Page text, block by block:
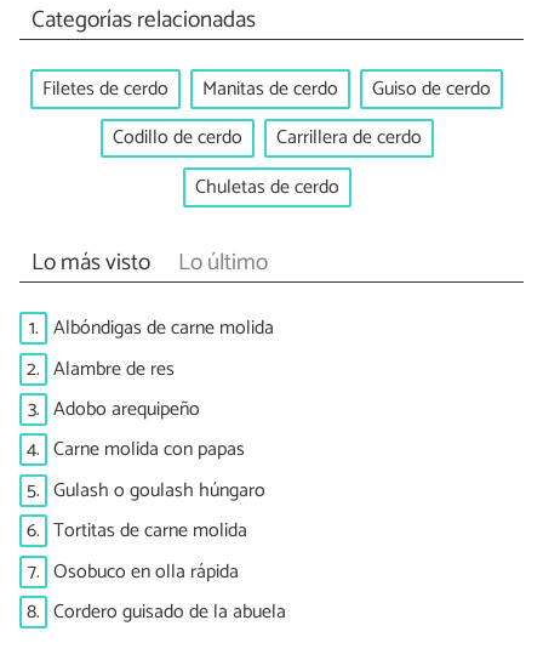
Categorías relacionadas
Filetes de cerdo Manitas de cerdo
Guiso de cerdo
Codillo de cerdo
Carrillera de cerdo
Chuletas de cerdo
Lo más visto Lo último
1. Albóndigas de carne molida
2. Alambre de res
3. Adobo arequipeño
4. Carne molida con papas
5. Gulash o goulash húngaro
6. Tortitas de carne molida
7. Osobuco en olla rápida
8. Cordero guisado de la abuela